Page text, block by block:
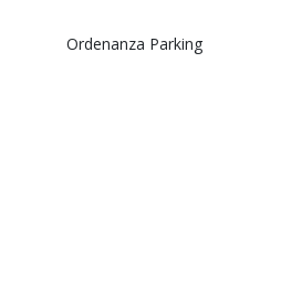
Ordenanza Parking